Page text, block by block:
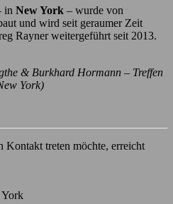
in New York – wurde von
und wird seit geraumer Zeit
Rayner weitergeführt seit 2013.
& Burkhard Hormann – Treffen
York)
Kontakt treten möchte, erreicht